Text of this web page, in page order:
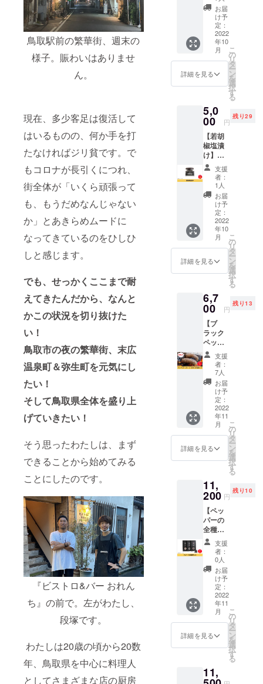
鳥取駅前の繁華街、週末の
様子。賑わいはありませ
ん。
現在、多少客足は復活して
はいるものの、何か手を打
たなければジリ貧です。で
もコロナが長引くにつれ、
街全体が「いくら頑張って
も、もうだめなんじゃない
か」とあきらめムードに
なってきているのをひしひ
しと感じます。
でも、せっかくここまで耐
えてきたんだから、なんと
かこの状況を切り抜けた
い！
鳥取市の夜の繁華街、末広
温泉町＆弥生町を元気にし
たい！
そして鳥取県全体を盛り上
げていきたい！
そう思ったわたしは、まず
できることから始めてみる
ことにしたのです。
『ビストロ&バー おれん
ち』の前で。左がわたし、
段塚です。
わたしは20歳の頃から20数
年、鳥取県を中心に料理人
としてさまざまな店の厨房
量：
100g ※
栽培期
間、農
薬を使
用して
ん。 ※
送料込
す。
者：
（株）
RYU
Trading
Compa
ny 加工
〒689-
2501
琴浦町
赤碕
1053-
11
OITOM
A製造所
内容
量：
100g ※
栽培期
間、農
薬を使
用して
いませ
ん。 ※
みのお
値段で
方はい
ろいろ♪
■食品表
示■ 名
称：加
熱食肉
製品 原
材料：
(カンボ
ジア産
ブラッ
クペッ
パー
『カン
ポット
ペッ
パー』)
内容
量：2本
（1本あ
たり約
60g）
×3パッ
成分表
示
り）エ
ネル
ギー
259kcal
、タン
パク質
13.8g、
脂質
22.1g、
炭水化
1.3g、
食塩相
当量
1.89g
限：冷
凍保存
で180日
みのお
値段で
す。 ※
冷凍便
でのお
届けで
す。お
届け時
間帯を
「オプ
ショ
ン」で
お選び
くださ
い。
り香
り、辛
味が引
き立ち
ます
が、味
は甘く
マイル
す。 ■
食品表
示■ 名
称：
KAMPO
T
PEPPE
R for
profess
ional 原
材料
名：赤
胡椒 保
存方
法：直
射日
光、高
存。お
早めに
お召し
上がり
くださ
い。 原
産国
名：カ
ンボジ
ア王国
加工
者：
（株）
RYU
Trading
Compa
ny 加工
場所：
鳥取県
東伯郡
琴浦町
赤碕
1053-
11
OITOM
A製造所
内容
量：
100g ※
送料込
みのお
値段で
す。
×5】 鳥
取豚と
鳥取発
カン
ポット
ペッ
パーで
作っ
た、
BROCH
慢のブ
ラック
ペッ
パー
ソー
セージ
の5パッ
クセッ
トで
す。 お
野菜と
一緒に
煮込ん
で美味
しいポ
トフに
した
ンのお
つまみ
にした
り。旨
味が
ぎゅっ
と詰
まって
います♪
■食品表
示■ 名
称：加
熱食肉
製品 原
材料：
豚肉、
食塩、
ブラッ
クペッ
パー
『カン
ポット
ペッ
パー』)
内容
量：2本
（1本あ
たり約
60g）
×5パッ
ク 栄養
成分表
（100g
あた
ギー
お届
け予
定：
2022
年10
月
詳細を見る
こ
の
リ
タ
ー
ン
を
選
択
す
る
5,0
00 円
残り29
【若胡
椒塩漬
け】
『カン
ポット
ペッ
パー』
を使っ
た、若
胡椒塩
漬けで
す！ 胡
椒の実
を乾燥
させず
に、そ
塩漬け
したも
ので
す。 プ
チプチ
とした
食感
と、鮮
烈でさ
わやか
な辛味
をお楽
しみく
ださ
い！ ■
食品表
示■ 名
KAMPO
PEPPE
R for
profess
ional 原
材料
名：黒
胡椒、
塩 保存
方法：
直射日
光、高
温多湿
を避け
て保
存。お
早めに
お召し
産国
支援
者：
1人
お届
け予
定：
2022
年10
月
詳細を見る
こ
の
リ
タ
ー
ン
を
選
択
す
る
6,7
00 円
残り13
【ブ
ラック
ペッ
パー入
りソー
セージ
20本入
りご家
庭用
パッ
ク】 お
得な大
容量サ
イズで
す。大
人数で
い食べ
たい、
20本入
りの
パック
です。
ソー
セージ
パー
ティー
もでき
ますよ♪
■食品表
示■ 名
称：加
熱食肉
製品 原
香辛料
(カンボ
支援
者：
7人
お届
け予
定：
2022
年11
月
詳細を見る
こ
の
リ
タ
ー
ン
を
選
択
す
る
11,
200 円
残り10
【ペッ
パーの
全種類
セッ
ト】 ホ
ワイト
ペッ
パー、
ブラッ
クペッ
パー、
完熟赤
胡椒、
若胡椒
塩漬け
の4点
です！
お料理
支援
者：
0人
お届
け予
定：
2022
年11
月
詳細を見る
こ
の
リ
タ
ー
ン
を
選
択
す
る
11,